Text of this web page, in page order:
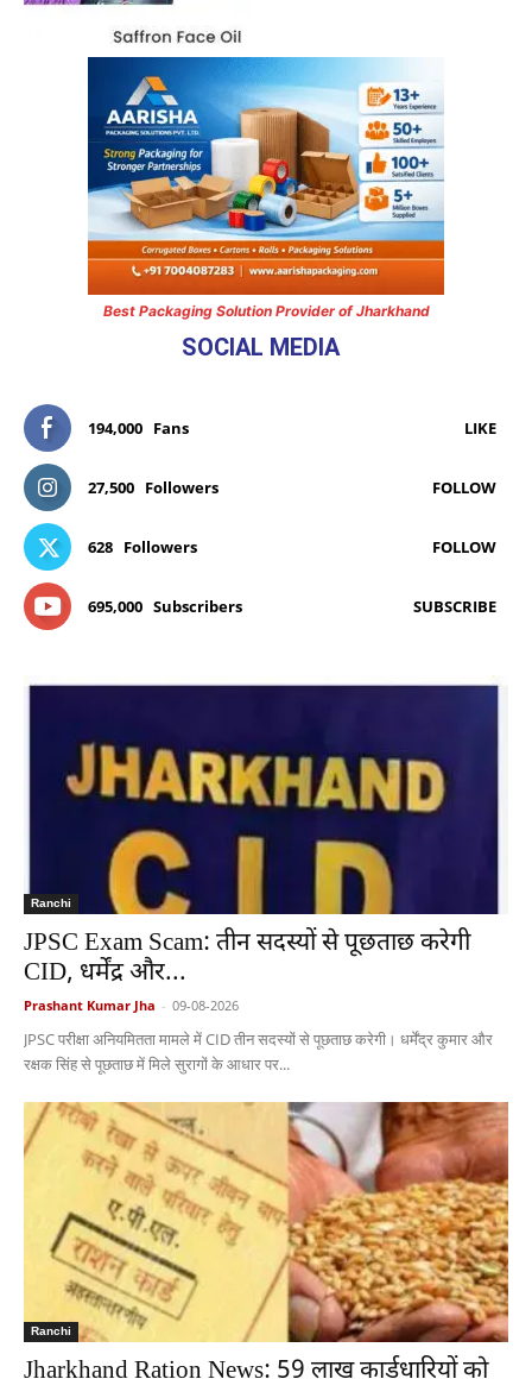
Best Packaging Solution Provider of Jharkhand
SOCIAL MEDIA
194,000 Fans LIKE
27,500 Followers FOLLOW
628 Followers FOLLOW
695,000 Subscribers SUBSCRIBE
Ranchi
JPSC Exam Scam: तीन सदस्यों से पूछताछ करेगी
CID, धर्मेंद्र और...
Prashant Kumar Jha - 09-08-2026
JPSC परीक्षा अनियमितता मामले में CID तीन सदस्यों से पूछताछ करेगी। धर्मेंद्र कुमार और
रक्षक सिंह से पूछताछ में मिले सुरागों के आधार पर...
Ranchi
Jharkhand Ration News: 59 लाख कार्डधारियों को